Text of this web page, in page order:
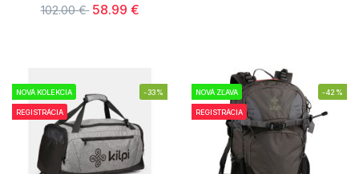
102.00 € 58.99 €
NOVÁ KOLEKCIA
REGISTRÁCIA
-33% NOVÁ ZĽAVA
REGISTRÁCIA
-42%